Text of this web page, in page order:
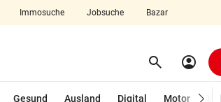
Immosuche Jobsuche Bazar
search Suchen
account_circle
Gesund Ausland Digital Motor